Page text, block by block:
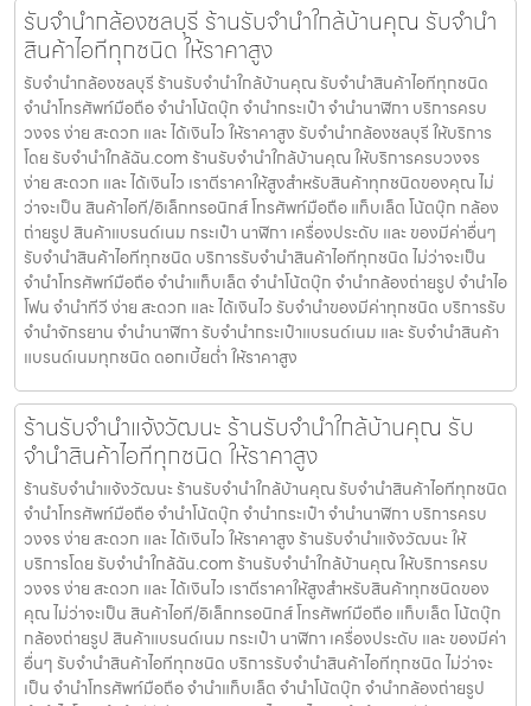
รับจำนำกล้องชลบุรี ร้านรับจำนำใกล้บ้านคุณ รับจำนำ
สินค้าไอทีทุกชนิด ให้ราคาสูง
รับจำนำกล้องชลบุรี ร้านรับจำนำใกล้บ้านคุณ รับจำนำสินค้าไอทีทุกชนิด
จำนำโทรศัพท์มือถือ จำนำโน้ตบุ๊ก จำนำกระเป๋า จำนำนาฬิกา บริการครบ
วงจร ง่าย สะดวก และ ได้เงินไว ให้ราคาสูง รับจำนำกล้องชลบุรี ให้บริการ
โดย รับจํานําใกล้ฉัน.com ร้านรับจำนำใกล้บ้านคุณ ให้บริการครบวงจร
ง่าย สะดวก และ ได้เงินไว เราตีราคาให้สูงสำหรับสินค้าทุกชนิดของคุณ ไม่
ว่าจะเป็น สินค้าไอที/อิเล็กทรอนิกส์ โทรศัพท์มือถือ แท็บเล็ต โน้ตบุ๊ก กล้อง
ถ่ายรูป สินค้าแบรนด์เนม กระเป๋า นาฬิกา เครื่องประดับ และ ของมีค่าอื่นๆ
รับจำนำสินค้าไอทีทุกชนิด บริการรับจำนำสินค้าไอทีทุกชนิด ไม่ว่าจะเป็น
จำนำโทรศัพท์มือถือ จำนำแท็บเล็ต จำนำโน้ตบุ๊ก จำนำกล้องถ่ายรูป จำนำไอ
โฟน จำนำทีวี ง่าย สะดวก และ ได้เงินไว รับจำนำของมีค่าทุกชนิด บริการรับ
จำนำจักรยาน จำนำนาฬิกา รับจำนำกระเป๋าแบรนด์เนม และ รับจำนำสินค้า
แบรนด์เนมทุกชนิด ดอกเบี้ยต่ำ ให้ราคาสูง
ร้านรับจำนำแจ้งวัฒนะ ร้านรับจำนำใกล้บ้านคุณ รับ
จำนำสินค้าไอทีทุกชนิด ให้ราคาสูง
ร้านรับจำนำแจ้งวัฒนะ ร้านรับจำนำใกล้บ้านคุณ รับจำนำสินค้าไอทีทุกชนิด
จำนำโทรศัพท์มือถือ จำนำโน้ตบุ๊ก จำนำกระเป๋า จำนำนาฬิกา บริการครบ
วงจร ง่าย สะดวก และ ได้เงินไว ให้ราคาสูง ร้านรับจำนำแจ้งวัฒนะ ให้
บริการโดย รับจํานําใกล้ฉัน.com ร้านรับจำนำใกล้บ้านคุณ ให้บริการครบ
วงจร ง่าย สะดวก และ ได้เงินไว เราตีราคาให้สูงสำหรับสินค้าทุกชนิดของ
คุณ ไม่ว่าจะเป็น สินค้าไอที/อิเล็กทรอนิกส์ โทรศัพท์มือถือ แท็บเล็ต โน้ตบุ๊ก
กล้องถ่ายรูป สินค้าแบรนด์เนม กระเป๋า นาฬิกา เครื่องประดับ และ ของมีค่า
อื่นๆ รับจำนำสินค้าไอทีทุกชนิด บริการรับจำนำสินค้าไอทีทุกชนิด ไม่ว่าจะ
เป็น จำนำโทรศัพท์มือถือ จำนำแท็บเล็ต จำนำโน้ตบุ๊ก จำนำกล้องถ่ายรูป